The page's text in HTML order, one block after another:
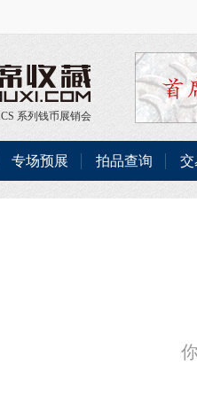
系列钱币展销会
专场预展 拍品查询 交